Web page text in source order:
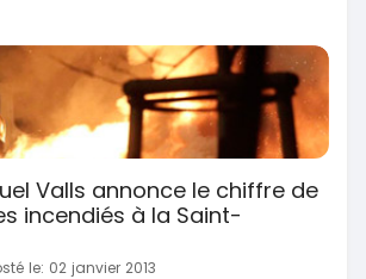
Valls annonce le chiffre de
incendiés à la Saint-
le: 02 janvier 2013